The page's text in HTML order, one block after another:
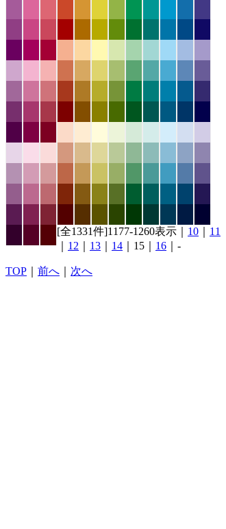
[全1331件]1177-1260表示｜ 10
11
12 13 14 ｜15｜ 16 ｜-
TOP 前へ 次へ